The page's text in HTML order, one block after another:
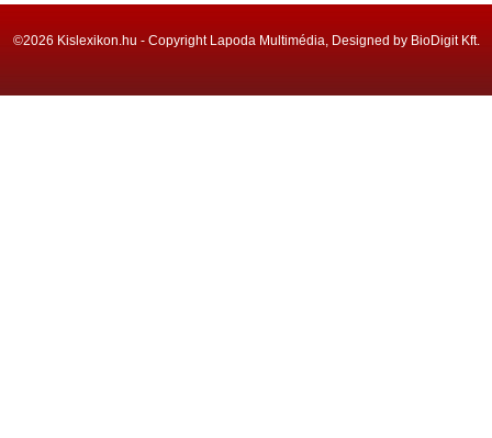
©2026 Kislexikon.hu - Copyright Lapoda Multimédia, Designed by BioDigit Kft.